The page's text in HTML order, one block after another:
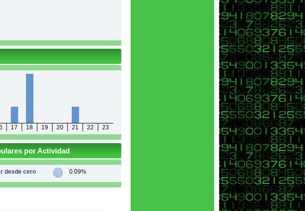
17 18 19 20 21 22 23
por Actividad
desde cero 0.09%